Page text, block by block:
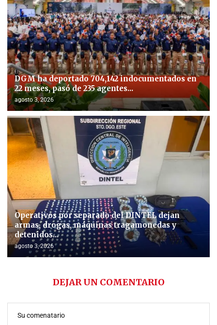
DGM ha deportado 704,142 indocumentados en
22 meses, pasó de 235 agentes...
agosto 3, 2026
Operativos por separado del DINTEL dejan
armas, drogas, máquinas tragamonedas y
detenidos...
agosto 3, 2026
DEJAR UN COMENTARIO